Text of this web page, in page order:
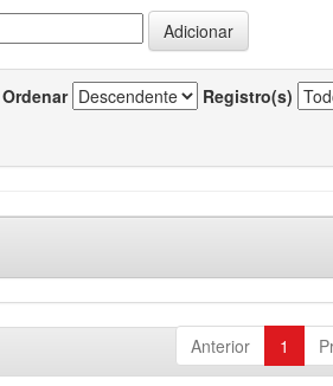
Ordenar Registro(s)
Anterior 1